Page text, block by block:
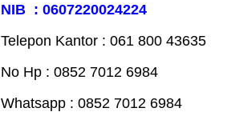
NIB : 0607220024224
Telepon Kantor : 061‎ 800 43635
No Hp : 0852 7012 6984
Whatsapp : 0852 7012 6984